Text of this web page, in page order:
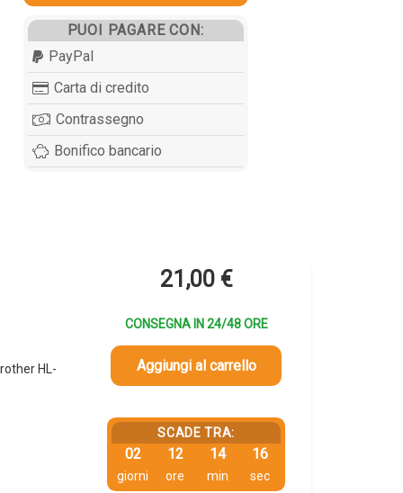
PUOI PAGARE CON:
PayPal
Carta di credito
Contrassegno
Bonifico bancario
HL-
21,00 €
CONSEGNA IN 24/48 ORE
Aggiungi al carrello
SCADE TRA:
02
giorni
12
ore
14
min
15
sec